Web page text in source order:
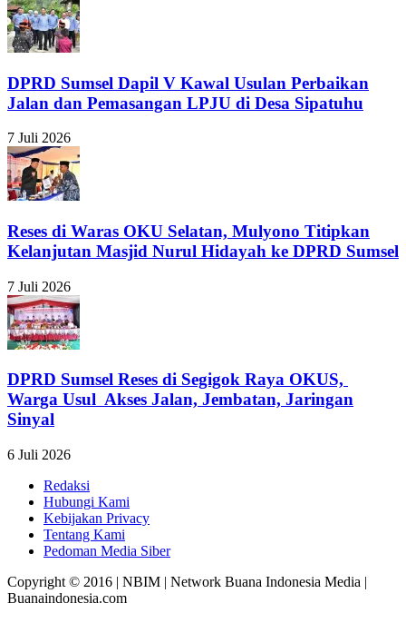
DPRD Sumsel Dapil V Kawal Usulan Perbaikan
Jalan dan Pemasangan LPJU di Desa Sipatuhu
7 Juli 2026
Reses di Waras OKU Selatan, Mulyono Titipkan
Kelanjutan Masjid Nurul Hidayah ke DPRD Sumsel
7 Juli 2026
DPRD Sumsel Reses di Segigok Raya OKUS,
Warga Usul Akses Jalan, Jembatan, Jaringan
Sinyal
6 Juli 2026
Redaksi
Hubungi Kami
Kebijakan Privacy
Tentang Kami
Pedoman Media Siber
Copyright © 2016 | NBIM | Network Buana Indonesia Media |
Buanaindonesia.com